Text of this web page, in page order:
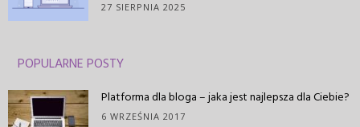
27 SIERPNIA 2025
POPULARNE POSTY
Platforma dla bloga – jaka jest najlepsza dla Ciebie?
6 WRZEŚNIA 2017